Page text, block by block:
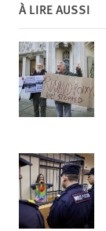
À LIRE AUSSI